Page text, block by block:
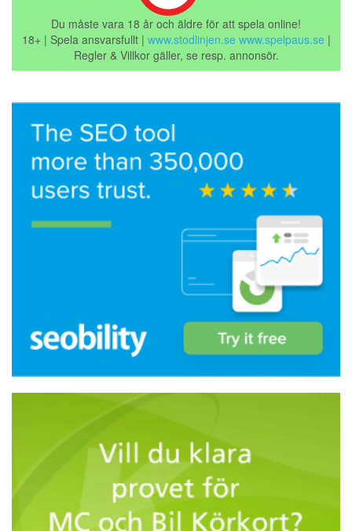
Du måste vara 18 år och äldre för att spela online!
18+ | Spela ansvarsfullt | www.stodlinjen.se www.spelpaus.se |
Regler & Villkor gäller, se resp. annonsör.